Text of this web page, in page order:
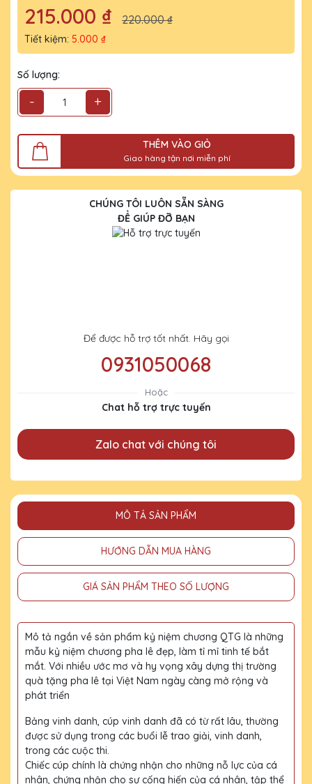
215.000 ₫ 220.000 ₫
Tiết kiệm: 5.000 ₫
Số lượng:
- +
THÊM VÀO GIỎ
Giao hàng tận nơi miễn phí
CHÚNG TÔI LUÔN SẴN SÀNG
ĐỂ GIÚP ĐỠ BẠN
Để được hỗ trợ tốt nhất. Hãy gọi
0931050068
Hoặc
Chat hỗ trợ trực tuyến
Zalo chat với chúng tôi
MÔ TẢ SẢN PHẨM
HƯỚNG DẪN MUA HÀNG
GIÁ SẢN PHẨM THEO SỐ LƯỢNG
Mô tả ngắn về sản phẩm kỷ niệm chương QTG là những
mẫu kỷ niệm chương pha lê đẹp, làm tỉ mỉ tinh tế bắt
mắt. Với nhiều ước mơ và hy vọng xây dựng thị trường
quà tặng pha lê tại Việt Nam ngày càng mở rộng và
phát triển
Bảng vinh danh, cúp vinh danh đã có từ rất lâu, thường
được sử dụng trong các buổi lễ trao giải, vinh danh,
trong các cuộc thi.
Chiếc cúp chính là chứng nhận cho những nỗ lực của cá
nhân, chứng nhận cho sự cống hiến của cá nhân, tập thể